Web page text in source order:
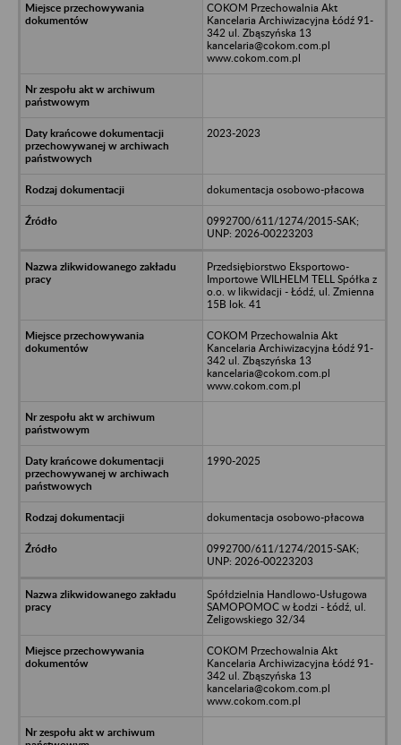
COKOM Przechowalnia Akt
Kancelaria Archiwizacyjna Łódź 91-
342 ul. Zbąszyńska 13
kancelaria@cokom.com.pl
www.cokom.com.pl
2023-2023
dokumentacja osobowo-płacowa
0992700/611/1274/2015-SAK;
UNP: 2026-00223203
Przedsiębiorstwo Eksportowo-
Importowe WILHELM TELL Spółka z
o.o. w likwidacji - Łódź, ul. Zmienna
15B lok. 41
COKOM Przechowalnia Akt
Kancelaria Archiwizacyjna Łódź 91-
342 ul. Zbąszyńska 13
kancelaria@cokom.com.pl
www.cokom.com.pl
1990-2025
dokumentacja osobowo-płacowa
0992700/611/1274/2015-SAK;
UNP: 2026-00223203
Spółdzielnia Handlowo-Usługowa
SAMOPOMOC w Łodzi - Łódź, ul.
Żeligowskiego 32/34
COKOM Przechowalnia Akt
Kancelaria Archiwizacyjna Łódź 91-
342 ul. Zbąszyńska 13
kancelaria@cokom.com.pl
www.cokom.com.pl